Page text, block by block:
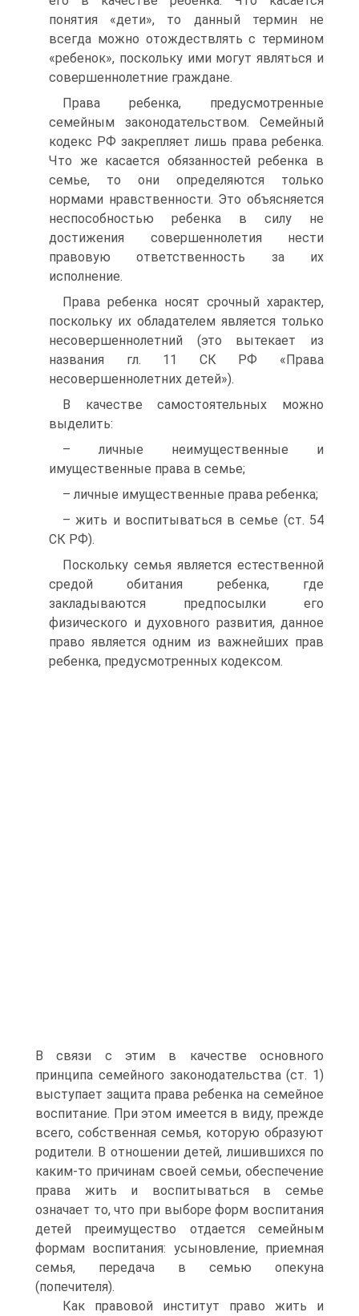
понятия «дети», то данный термин не
всегда можно отождествлять с термином
«ребенок», поскольку ими могут являться и
совершеннолетние граждане.
Права ребенка, предусмотренные
семейным законодательством. Семейный
кодекс РФ закрепляет лишь права ребенка.
Что же касается обязанностей ребенка в
семье, то они определяются только
нормами нравственности. Это объясняется
неспособностью ребенка в силу не
достижения совершеннолетия нести
правовую ответственность за их
исполнение.
Права ребенка носят срочный характер,
поскольку их обладателем является только
несовершеннолетний (это вытекает из
названия гл. 11 СК РФ «Права
несовершеннолетних детей»).
В качестве самостоятельных можно
выделить:
– личные неимущественные и
имущественные права в семье;
– личные имущественные права ребенка;
– жить и воспитываться в семье (ст. 54
СК РФ).
Поскольку семья является естественной
средой обитания ребенка, где
закладываются предпосылки его
физического и духовного развития, данное
право является одним из важнейших прав
ребенка, предусмотренных кодексом.
В связи с этим в качестве основного
принципа семейного законодательства (ст. 1)
выступает защита права ребенка на семейное
воспитание. При этом имеется в виду, прежде
всего, собственная семья, которую образуют
родители. В отношении детей, лишившихся по
каким‑то причинам своей семьи, обеспечение
права жить и воспитываться в семье
означает то, что при выборе форм воспитания
детей преимущество отдается семейным
формам воспитания: усыновление, приемная
семья, передача в семью опекуна
(попечителя).
Как правовой институт право жить и